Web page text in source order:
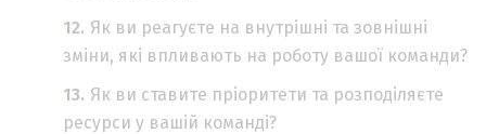
Як ви реагуєте на внутрішні та зовнішні
зміни, які впливають на роботу вашої команди?
Як ви ставите пріоритети та розподіляєте
ресурси у вашій команді?